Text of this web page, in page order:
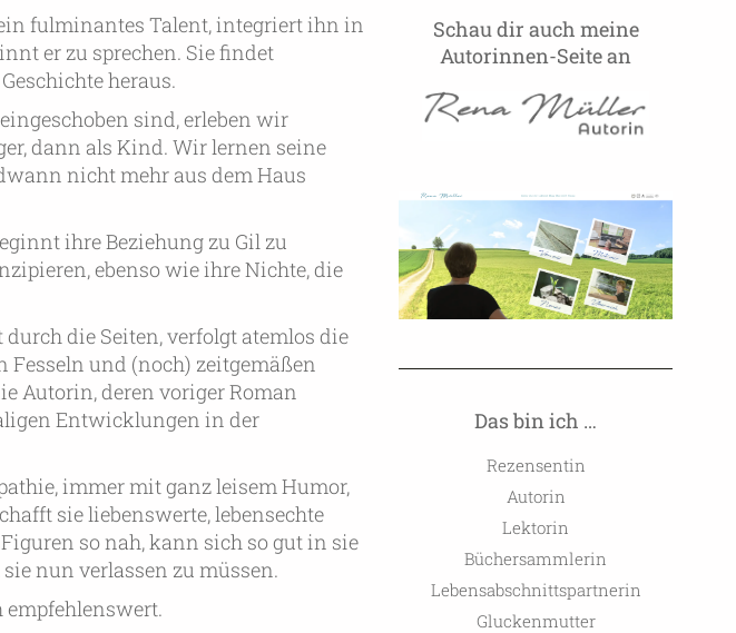
fulminantes Talent, integriert ihn in
er zu sprechen. Sie findet
heraus.
sind, erleben wir
dann als Kind. Wir lernen seine
nicht mehr aus dem Haus
ihre Beziehung zu Gil zu
ebenso wie ihre Nichte, die
die Seiten, verfolgt atemlos die
Fesseln und (noch) zeitgemäßen
Autorin, deren voriger Roman
Entwicklungen in der
immer mit ganz leisem Humor,
sie liebenswerte, lebensechte
so nah, kann sich so gut in sie
nun verlassen zu müssen.
Schau dir auch meine
Autorinnen-Seite an
Das bin ich …
Rezensentin
Autorin
Lektorin
Büchersammlerin
Lebensabschnittspartnerin
Gluckenmutter